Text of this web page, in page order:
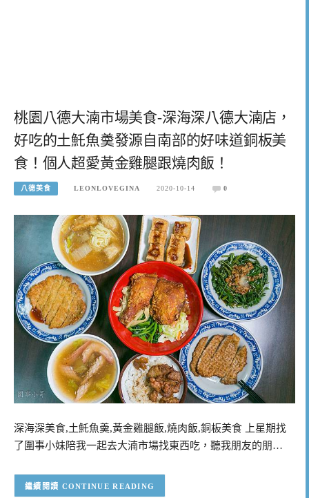
桃園八德大湳市場美食-深海深八德大湳店，
好吃的土魠魚羮發源自南部的好味道銅板美
食！個人超愛黃金雞腿跟燒肉飯！
八德美食 LEONLOVEGINA 2020-10-14 0
深海深美食,土魠魚羮,黃金雞腿飯,燒肉飯,銅板美食 上星期找
了圍事小妹陪我一起去大湳市場找東西吃，聽我朋友的朋…
CONTINUE READING